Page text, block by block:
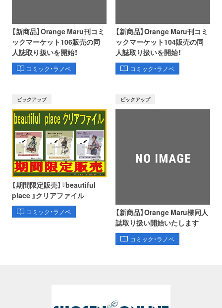
【新商品】Orange Maru刊コミ
ックマーケット106販売の同
人誌取り扱いを開始！
コミック・ラノベ
【新商品】Orange Maru刊コミ
ックマーケット104販売の同
人誌取り扱いを開始！
コミック・ラノベ
ピックアップ
【期間限定販売】『beautiful
place 』クリアファイル
コミック・ラノベ
ピックアップ
【新商品】Orange Maru様同人
誌取り扱い開始いたします
コミック・ラノベ